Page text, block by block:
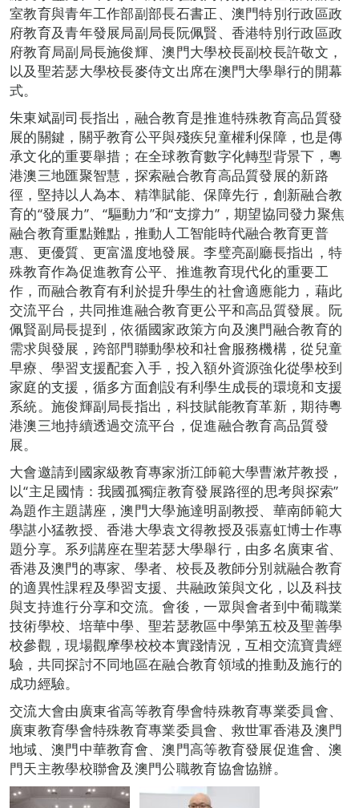
室教育與青年工作部副部長石書正、澳門特別行政區政
府教育及青年發展局副局長阮佩賢、香港特別行政區政
府教育局副局長施俊輝、澳門大學校長副校長許敬文，
以及聖若瑟大學校長麥侍文出席在澳門大學舉行的開幕
式。
朱東斌副司長指出，融合教育是推進特殊教育高品質發
展的關鍵，關乎教育公平與殘疾兒童權利保障，也是傳
承文化的重要舉措；在全球教育數字化轉型背景下，粵
港澳三地匯聚智慧，探索融合教育高品質發展的新路
徑，堅持以人為本、精準賦能、保障先行，創新融合教
育的“發展力”、“驅動力”和“支撐力”，期望協同發力聚焦
融合教育重點難點，推動人工智能時代融合教育更普
惠、更優質、更富溫度地發展。李璧亮副廳長指出，特
殊教育作為促進教育公平、推進教育現代化的重要工
作，而融合教育有利於提升學生的社會適應能力，藉此
交流平台，共同推進融合教育更公平和高品質發展。阮
佩賢副局長提到，依循國家政策方向及澳門融合教育的
需求與發展，跨部門聯動學校和社會服務機構，從兒童
早療、學習支援配套入手，投入額外資源強化從學校到
家庭的支援，循多方面創設有利學生成長的環境和支援
系統。施俊輝副局長指出，科技賦能教育革新，期待粵
港澳三地持續透過交流平台，促進融合教育高品質發
展。
大會邀請到國家級教育專家浙江師範大學曹漱芹教授，
以“主足國情：我國孤獨症教育發展路徑的思考與探索”
為題作主題講座，澳門大學施達明副教授、華南師範大
學諶小猛教授、香港大學袁文得教授及張嘉虹博士作專
題分享。系列講座在聖若瑟大學舉行，由多名廣東省、
香港及澳門的專家、學者、校長及教師分別就融合教育
的適異性課程及學習支援、共融政策與文化，以及科技
與支持進行分享和交流。會後，一眾與會者到中葡職業
技術學校、培華中學、聖若瑟教區中學第五校及聖善學
校參觀，現場觀摩學校校本實踐情況，互相交流寶貴經
驗，共同探討不同地區在融合教育領域的推動及施行的
成功經驗。
交流大會由廣東省高等教育學會特殊教育專業委員會、
廣東教育學會特殊教育專業委員會、救世軍香港及澳門
地域、澳門中華教育會、澳門高等教育發展促進會、澳
門天主教學校聯會及澳門公職教育協會協辦。